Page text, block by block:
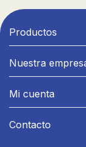
Productos
Nuestra
Mi cuenta
Contacto